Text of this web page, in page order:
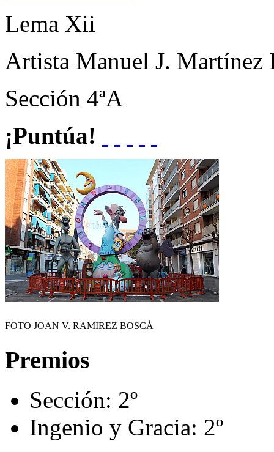
Lema Xii
Artista Manuel J. Martínez
Sección 4ªA
¡Puntúa!
FOTO JOAN V. RAMIREZ BOSCÁ
Premios
Sección: 2º
Ingenio y Gracia: 2º